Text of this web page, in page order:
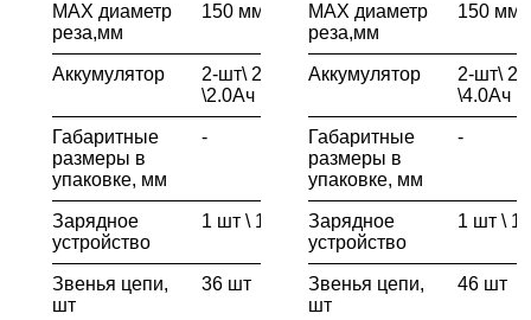
MAX диаметр
реза,мм
150 мм
Аккумулятор
2-шт\ 20В
\2.0Ач
Габаритные
размеры в
упаковке, мм
-
Зарядное
устройство
1 шт \ 1.0 А
Звенья цепи,
шт
36 шт
MAX диаметр
реза,мм
150 мм
Аккумулятор
2-шт\
\4.0Ач
Габаритные
размеры в
упаковке, мм
-
Зарядное
устройство
1 шт \
Звенья цепи,
шт
46 шт